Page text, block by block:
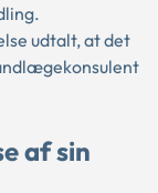
udtalt, at det
af sin